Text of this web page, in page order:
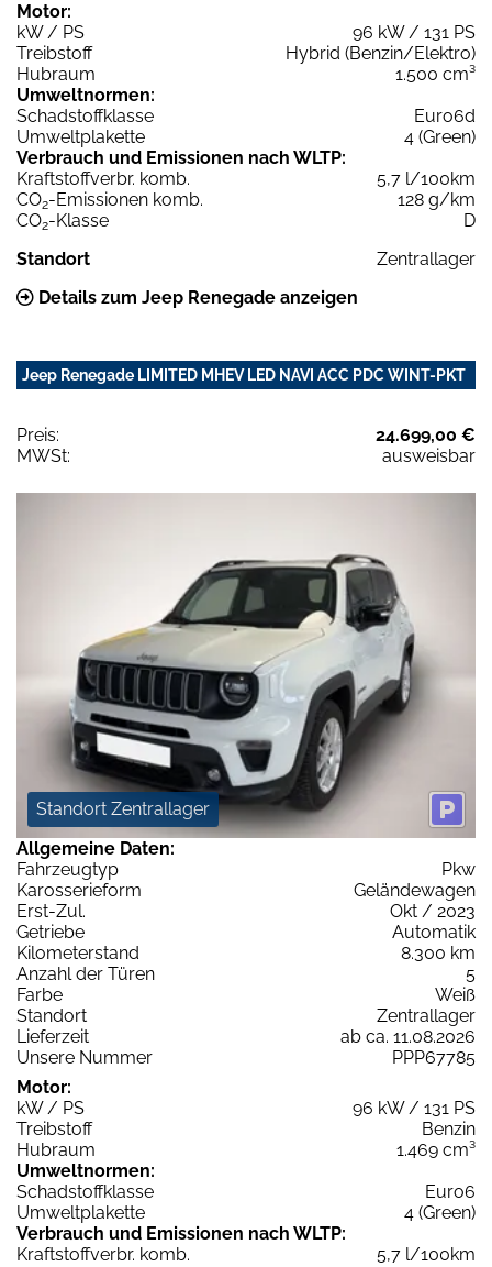
Motor:
kW / PS
96 kW / 131 PS
Treibstoff
Hybrid (Benzin/Elektro)
Hubraum
1.500 cm³
Umweltnormen:
Schadstoffklasse
Euro6d
Umweltplakette
4 (Green)
Verbrauch und Emissionen nach WLTP:
Kraftstoffverbr. komb.
5,7 l/100km
CO2-Emissionen komb.
128 g/km
CO2-Klasse
D
Standort
Zentrallager
Details zum Jeep Renegade anzeigen
Jeep Renegade LIMITED MHEV LED NAVI ACC PDC WINT-PKT
Preis:
24.699,00 €
MWSt:
ausweisbar
Standort Zentrallager
Allgemeine Daten:
Fahrzeugtyp
Pkw
Karosserieform
Geländewagen
Erst-Zul.
Okt / 2023
Getriebe
Automatik
Kilometerstand
8.300 km
Anzahl der Türen
5
Farbe
Weiß
Standort
Zentrallager
Lieferzeit
ab ca. 11.08.2026
Unsere Nummer
PPP67785
Motor:
kW / PS
96 kW / 131 PS
Treibstoff
Benzin
Hubraum
1.469 cm³
Umweltnormen:
Schadstoffklasse
Euro6
Umweltplakette
4 (Green)
Verbrauch und Emissionen nach WLTP:
Kraftstoffverbr. komb.
5,7 l/100km